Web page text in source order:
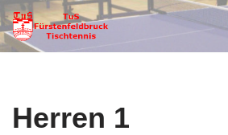
Zum
Herren 1